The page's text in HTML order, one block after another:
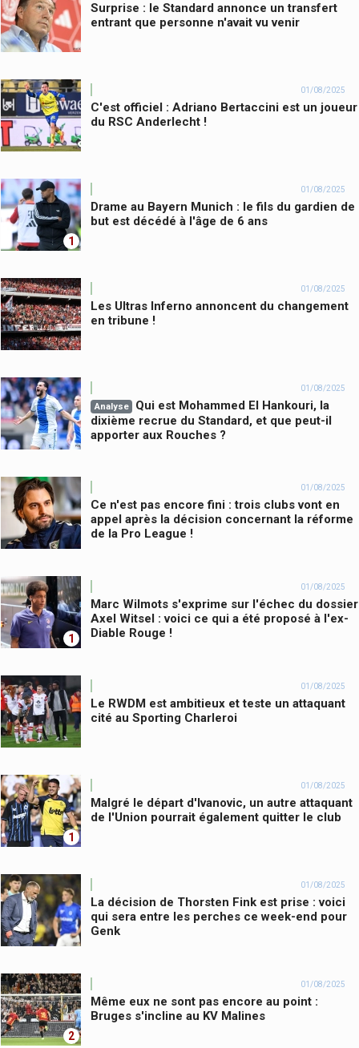
Surprise : le Standard annonce un transfert
entrant que personne n'avait vu venir
01/08/2025
C'est officiel : Adriano Bertaccini est un joueur
du RSC Anderlecht !
1
01/08/2025
Drame au Bayern Munich : le fils du gardien de
but est décédé à l'âge de 6 ans
01/08/2025
Les Ultras Inferno annoncent du changement
en tribune !
01/08/2025
Analyse
Qui est Mohammed El Hankouri, la
dixième recrue du Standard, et que peut-il
apporter aux Rouches ?
01/08/2025
Ce n'est pas encore fini : trois clubs vont en
appel après la décision concernant la réforme
de la Pro League !
1
01/08/2025
Marc Wilmots s'exprime sur l'échec du dossier
Axel Witsel : voici ce qui a été proposé à l'ex-
Diable Rouge !
01/08/2025
Le RWDM est ambitieux et teste un attaquant
cité au Sporting Charleroi
1
01/08/2025
Malgré le départ d'Ivanovic, un autre attaquant
de l'Union pourrait également quitter le club
01/08/2025
La décision de Thorsten Fink est prise : voici
qui sera entre les perches ce week-end pour
Genk
2
01/08/2025
Même eux ne sont pas encore au point :
Bruges s'incline au KV Malines